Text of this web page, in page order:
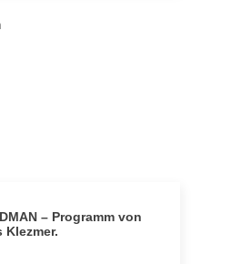
– Programm von
Klezmer.